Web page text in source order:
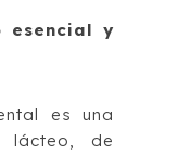
esencial y
es una
lácteo, de